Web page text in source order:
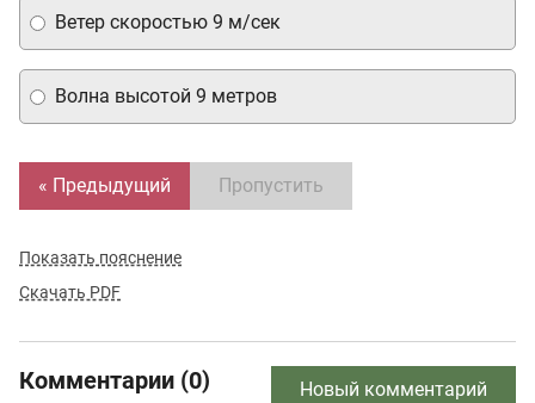
Волна высотой 9 метров
Ветер скоростью 9 м/сек
« Предыдущий Пропустить
Показать пояснение
Скачать PDF
Комментарии (0) Новый комментарий